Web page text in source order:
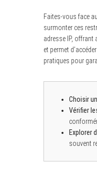
Faites-vous face
surmonter ces
adresse IP, offrant
et permet
pratiques pour
Choisir
Vérifier
Explorer
souvent